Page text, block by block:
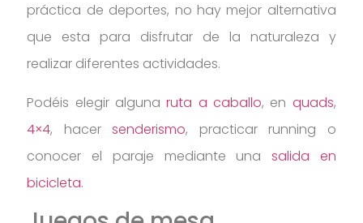
práctica de deportes, no hay mejor alternativa
que esta para disfrutar de la naturaleza y
realizar diferentes actividades.
Podéis elegir algunaruta a caballo, en quads,
4×4, hacersenderismo, practicar running o
conocer el paraje mediante una salida en
bicicleta.